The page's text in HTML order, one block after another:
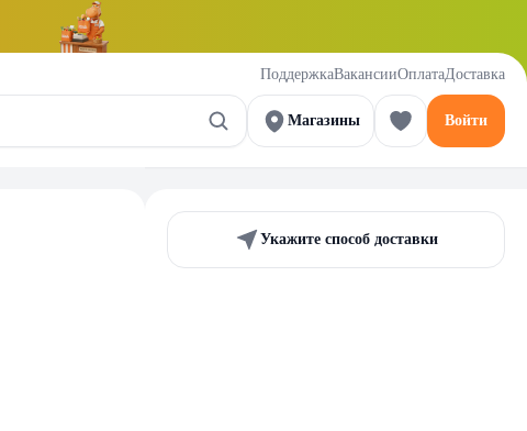
ПоддержкаВакансииОплатаДоставка
Магазины Войти
Укажите способ доставки